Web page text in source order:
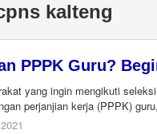
kalteng
PPPK Guru?
yang ingin mengikuti
perjanjian kerja (PPPK)